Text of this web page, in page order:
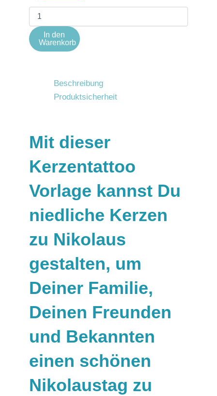
In den
Warenkorb
Beschreibung
Produktsicherheit
Mit dieser
Kerzentattoo
Vorlage kannst Du
niedliche Kerzen
zu Nikolaus
gestalten, um
Deiner Familie,
Deinen Freunden
und Bekannten
einen schönen
Nikolaustag zu